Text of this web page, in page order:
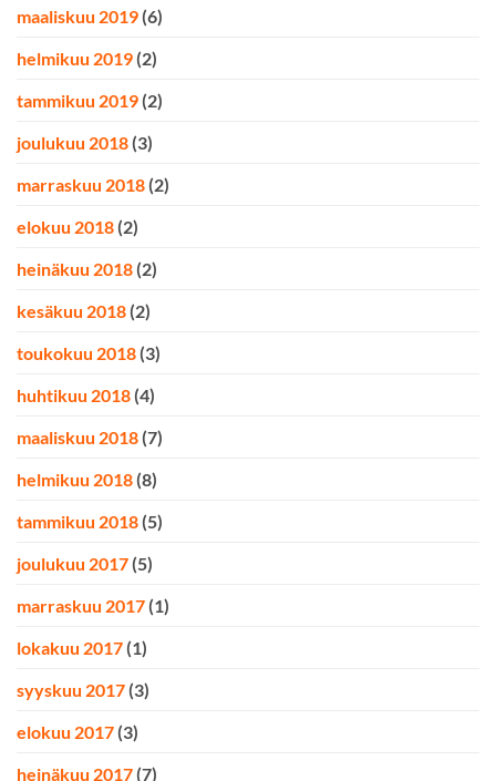
maaliskuu 2019 (6)
helmikuu 2019 (2)
tammikuu 2019 (2)
joulukuu 2018 (3)
marraskuu 2018 (2)
elokuu 2018 (2)
heinäkuu 2018 (2)
kesäkuu 2018 (2)
toukokuu 2018 (3)
huhtikuu 2018 (4)
maaliskuu 2018 (7)
helmikuu 2018 (8)
tammikuu 2018 (5)
joulukuu 2017 (5)
marraskuu 2017 (1)
lokakuu 2017 (1)
syyskuu 2017 (3)
elokuu 2017 (3)
heinäkuu 2017 (7)